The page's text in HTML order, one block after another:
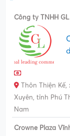
Công ty TNHH
Thôn Thiện Kế,
Xuyên, tỉnh Phú
Nam
Crowne Plaza